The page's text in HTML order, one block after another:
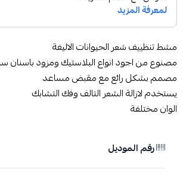
مشط تنظييف شعر الحيوانات الاليفة
مصنوع من اجود انواع البلاستيك ومزود باسنان
مصمم بشكل رائع مع مقبض مساعد
يستخدم لازالة الشعر التالف وفك التشابك
الوان مختلفة
رقم الموديل